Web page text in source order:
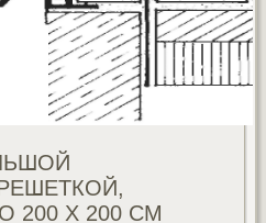
200 X 200 СМ